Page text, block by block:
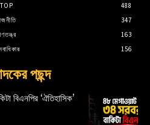
TOP
488
347
163
156
পছন্দ
বিএনপির ‘ঐতিহাসিক’